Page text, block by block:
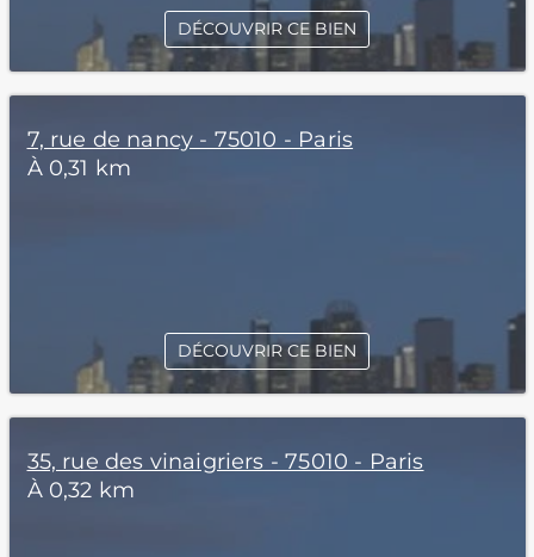
DÉCOUVRIR CE BIEN
7, rue de nancy - 75010 - Paris
À 0,31 km
DÉCOUVRIR CE BIEN
35, rue des vinaigriers - 75010 - Paris
À 0,32 km